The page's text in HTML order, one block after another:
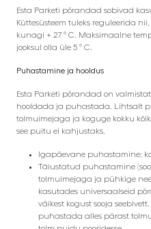
Esta Parketi põrandad sobivad
Küttesüsteem tuleks reguleerida
kunagi + 27 ° C. Maksimaalne
jooksul olla üle 5 ° C.
Puhastamine ja hooldus
Esta Parketi põrandad on
hooldada ja puhastada. Lihtsalt
tolmuimejaga ja koguge kokku
see puitu ei kahjustaks.
Igapäevane puhastamine:
Täiustatud puhastamine
tolmuimejaga ja pühkige
kasutades universaalseid
väikest kogust sooja
puhastada alles pärast